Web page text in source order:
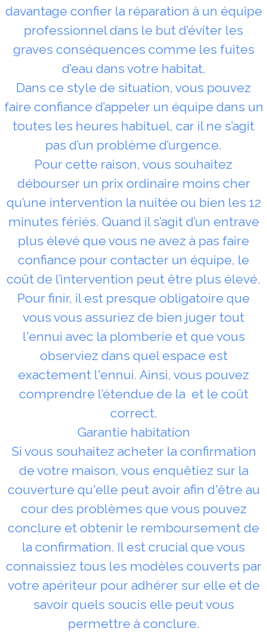
davantage confier la réparation à un équipe
professionnel dans le but d’éviter les
graves conséquences comme les fuites
d’eau dans votre habitat.
Dans ce style de situation, vous pouvez
faire confiance d’appeler un équipe dans un
toutes les heures habituel, car il ne s’agit
pas d’un problème d’urgence.
Pour cette raison, vous souhaitez
débourser un prix ordinaire moins cher
qu’une intervention la nuitée ou bien les 12
minutes fériés. Quand il s’agit d’un entrave
plus élevé que vous ne avez à pas faire
confiance pour contacter un équipe, le
coût de l’intervention peut être plus élevé.
Pour finir, il est presque obligatoire que
vous vous assuriez de bien juger tout
l'ennui avec la plomberie et que vous
observiez dans quel espace est
exactement l'ennui. Ainsi, vous pouvez
comprendre l’étendue de la et le coût
correct.
Garantie habitation
Si vous souhaitez acheter la confirmation
de votre maison, vous enquêtiez sur la
couverture qu'elle peut avoir afin d'être au
cour des problèmes que vous pouvez
conclure et obtenir le remboursement de
la confirmation. Il est crucial que vous
connaissiez tous les modèles couverts par
votre apériteur pour adhérer sur elle et de
savoir quels soucis elle peut vous
permettre à conclure.